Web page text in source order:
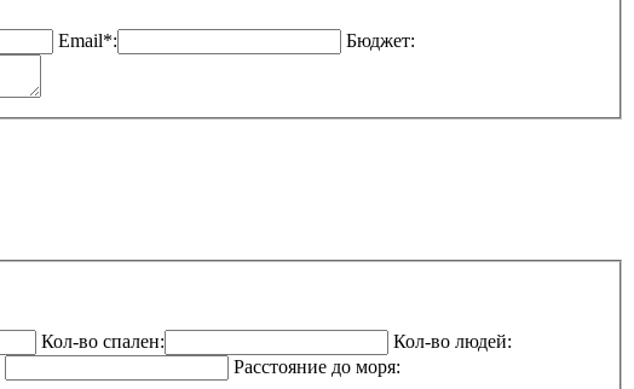
Email*: Бюджет:
Кол-во спален:
Кол-во людей:
Расстояние до моря: